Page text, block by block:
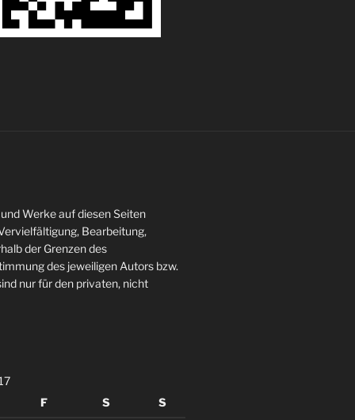
Werke auf diesen Seiten
Bearbeitung,
der Grenzen des
des jeweiligen Autors bzw.
nur für den privaten, nicht
F
S S